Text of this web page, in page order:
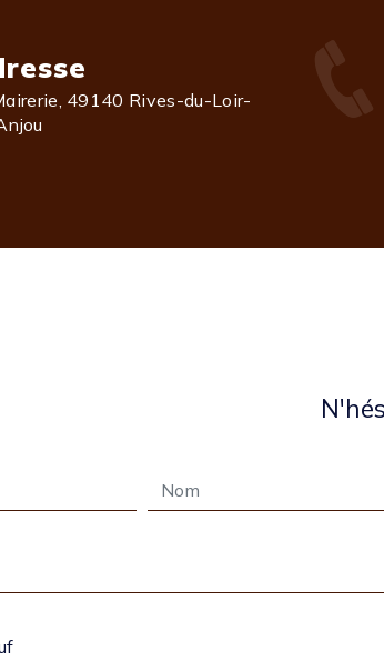
49140 Rives-du-Loir-